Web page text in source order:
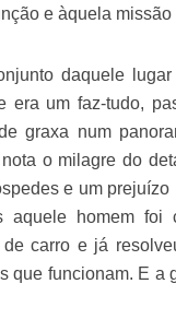
e àquela
lugar
era um faz-tudo,
graxa num
o milagre do
e um
aquele homem
carro e já
que funcionam. E a